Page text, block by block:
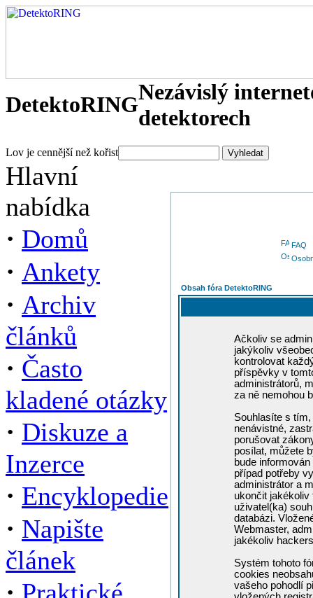
DetektoRINGNezávislý
detektorech
Lov je cennější než kořist
Hlavní
nabídka
· Domů
· Ankety
· Archiv
článků
· Často
kladené otázky
· Diskuze a
Inzerce
· Encyklopedie
· Napište
článek
FAQ
Obsah fóra DetektoRING
Ačkoliv se
jakýkoliv
kontrolovat
příspěvky v
administrátorů,
za ně nemohou
Souhlasíte s
nenávistné,
porušovat
posílat, můžete
bude
případ potřeby
administrátor a
ukončit
uživatel(ka)
databázi.
Webmaster,
jakékoliv
Systém tohoto
cookies
vašeho pohodlí